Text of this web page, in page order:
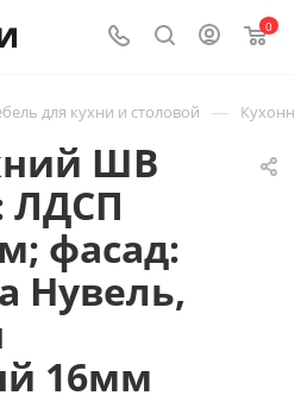
0
для кухни и столовой —
ШВ
ЛДСП
фасад:
Нувель,
16мм